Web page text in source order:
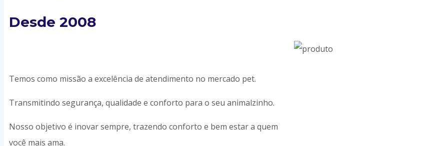
Desde 2008
Temos como missão a excelência de atendimento no mercado pet.
Transmitindo segurança, qualidade e conforto para o seu animalzinho.
Nosso objetivo é inovar sempre, trazendo conforto e bem estar a quem
você mais ama.